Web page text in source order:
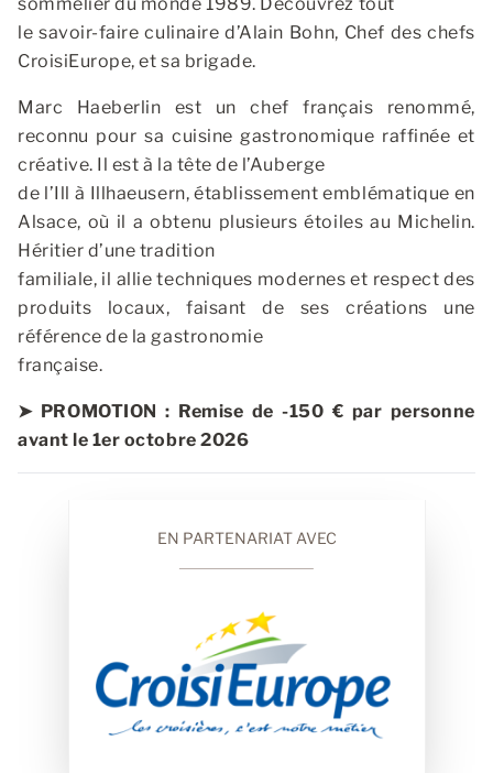
le savoir-faire culinaire d’Alain Bohn, Chef des chefs
CroisiEurope, et sa brigade.
Marc Haeberlin est un chef français renommé,
reconnu pour sa cuisine gastronomique raffinée et
créative. Il est à la tête de l’Auberge
de l’Ill à Illhaeusern, établissement emblématique en
Alsace, où il a obtenu plusieurs étoiles au Michelin.
Héritier d’une tradition
familiale, il allie techniques modernes et respect des
produits locaux, faisant de ses créations une
référence de la gastronomie
française.
➤ PROMOTION : Remise de -150 € par personne
avant le 1er octobre 2026
EN PARTENARIAT AVEC